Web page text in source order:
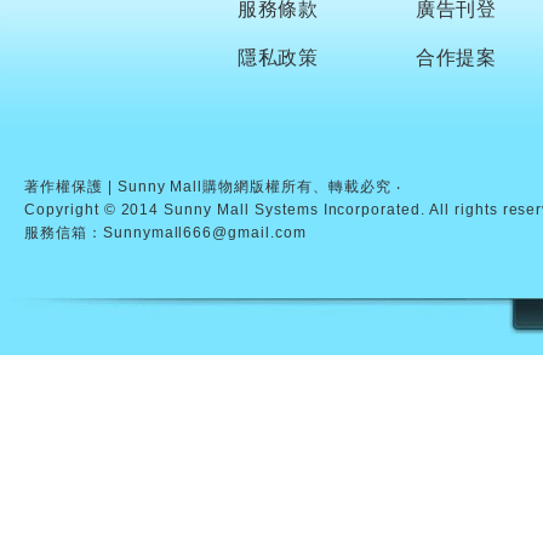
服務條款
隱私政策
廣告刊登
合作提案
著作權保護 | Sunny Mall購物網版權所有、轉載必究 ‧
Copyright © 2014 Sunny Mall Systems Incorporated. All rights
服務信箱：Sunnymall666@gmail.com